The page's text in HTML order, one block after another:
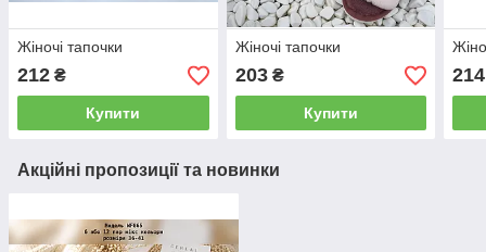
Жіночі тапочки
212 ₴
Купити
Жіночі тапочки
203₴
Купити
214
Акційні пропозиції та новинки